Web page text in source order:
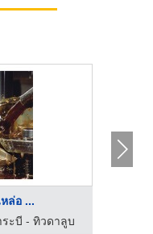
ล่อ ...
ะบี - ทิวดาลูบ